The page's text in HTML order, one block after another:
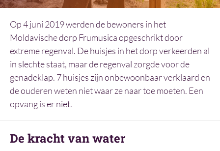
Op 4 juni 2019 werden de bewoners in het
Moldavische dorp Frumusica opgeschrikt door
extreme regenval. De huisjes in het dorp verkeerden al
in slechte staat, maar de regenval zorgde voor de
genadeklap. 7 huisjes zijn onbewoonbaar verklaard en
de ouderen weten niet waar ze naar toe moeten. Een
opvang is er niet.
De kracht van water